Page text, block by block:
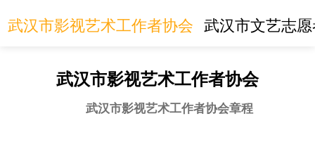
武汉市影视艺术工作者协会 武汉市文艺志
武汉市影视艺术工作者协会
武汉市影视艺术工作者协会章程